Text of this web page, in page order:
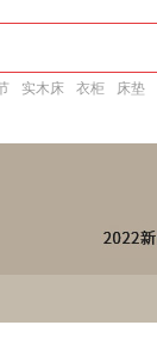
实木床 衣柜 床垫